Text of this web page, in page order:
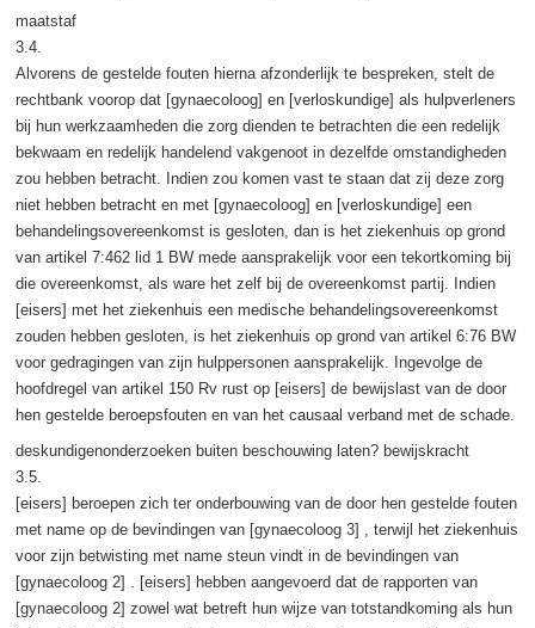
maatstaf
3.4.
Alvorens de gestelde fouten hierna afzonderlijk te bespreken, stelt de
rechtbank voorop dat [gynaecoloog] en [verloskundige] als hulpverleners
bij hun werkzaamheden die zorg dienden te betrachten die een redelijk
bekwaam en redelijk handelend vakgenoot in dezelfde omstandigheden
zou hebben betracht. Indien zou komen vast te staan dat zij deze zorg
niet hebben betracht en met [gynaecoloog] en [verloskundige] een
behandelingsovereenkomst is gesloten, dan is het ziekenhuis op grond
van artikel 7:462 lid 1 BW mede aansprakelijk voor een tekortkoming bij
die overeenkomst, als ware het zelf bij de overeenkomst partij. Indien
[eisers] met het ziekenhuis een medische behandelingsovereenkomst
zouden hebben gesloten, is het ziekenhuis op grond van artikel 6:76 BW
voor gedragingen van zijn hulppersonen aansprakelijk. Ingevolge de
hoofdregel van artikel 150 Rv rust op [eisers] de bewijslast van de door
hen gestelde beroepsfouten en van het causaal verband met de schade.
deskundigenonderzoeken buiten beschouwing laten? bewijskracht
3.5.
[eisers] beroepen zich ter onderbouwing van de door hen gestelde fouten
met name op de bevindingen van [gynaecoloog 3] , terwijl het ziekenhuis
voor zijn betwisting met name steun vindt in de bevindingen van
[gynaecoloog 2] . [eisers] hebben aangevoerd dat de rapporten van
[gynaecoloog 2] zowel wat betreft hun wijze van totstandkoming als hun